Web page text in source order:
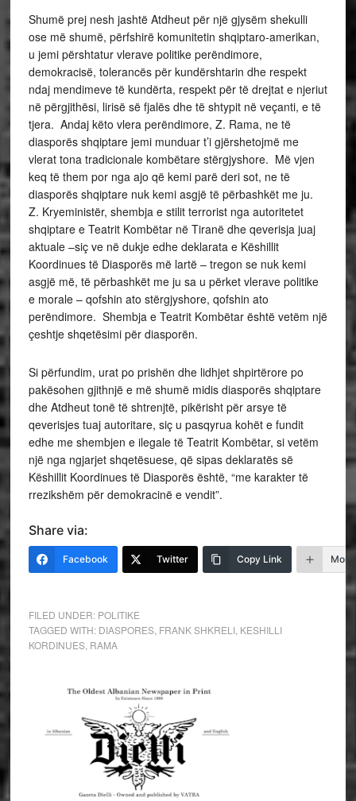
Shumë prej nesh jashtë Atdheut për një gjysëm shekulli
ose më shumë, përfshirë komunitetin shqiptaro-amerikan,
u jemi përshtatur vlerave politike perëndimore,
demokracisë, tolerancës për kundërshtarin dhe respekt
ndaj mendimeve të kundërta, respekt për të drejtat e njeriut
në përgjithësi, lirisë së fjalës dhe të shtypit në veçanti, e të
tjera. Andaj këto vlera perëndimore, Z. Rama, ne të
diasporës shqiptare jemi munduar t’i gjërshetojmë me
vlerat tona tradicionale kombëtare stërgjyshore. Më vjen
keq të them por nga ajo që kemi parë deri sot, ne të
diasporës shqiptare nuk kemi asgjë të përbashkët me ju.
Z. Kryeministër, shembja e stilit terrorist nga autoritetet
shqiptare e Teatrit Kombëtar në Tiranë dhe qeverisja juaj
aktuale –siç ve në dukje edhe deklarata e Këshillit
Koordinues të Diasporës më lartë – tregon se nuk kemi
asgjë më, të përbashkët me ju sa u përket vlerave politike
e morale – qofshin ato stërgjyshore, qofshin ato
perëndimore. Shembja e Teatrit Kombëtar është vetëm një
çeshtje shqetësimi për diasporën.
Si përfundim, urat po prishën dhe lidhjet shpirtërore po
pakësohen gjithnjë e më shumë midis diasporës shqiptare
dhe Atdheut tonë të shtrenjtë, pikërisht për arsye të
qeverisjes tuaj autoritare, siç u pasqyrua kohët e fundit
edhe me shembjen e ilegale të Teatrit Kombëtar, si vetëm
një nga ngjarjet shqetësuese, që sipas deklaratës së
Këshillit Koordinues të Diasporës është, “me karakter të
rrezikshëm për demokracinë e vendit”.
Share via:
Facebook Twitter Copy Link More
FILED UNDER: POLITIKE
TAGGED WITH: DIASPORES, FRANK SHKRELI, KESHILLI
KORDINUES, RAMA